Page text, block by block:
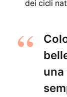
dei cicli
una